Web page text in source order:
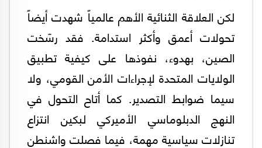
لكن العلاقة الثنائية الأهم عالمياً شهدت أيضاً
تحولات أعمق وأكثر استدامة. فقد رسّخت
الصين، بهدوء، نفوذها على كيفية تطبيق
الولايات المتحدة لإجراءات الأمن القومي، ولا
سيما ضوابط التصدير. كما أتاح التحول في
النهج الدبلوماسي الأميركي لبكين انتزاع
تنازلات سياسية مهمة، فيما فصلت واشنطن